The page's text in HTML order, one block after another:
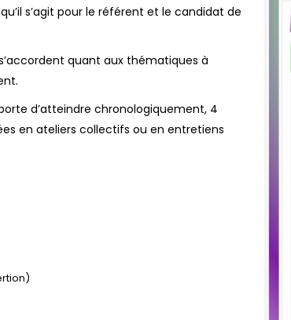
s’agit pour le référent et le candidat de
quant aux thématiques à
d’atteindre chronologiquement, 4
en ateliers collectifs ou en entretiens